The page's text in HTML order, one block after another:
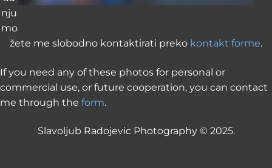
nju
mo
žete me slobodno kontaktirati preko kontakt forme.
If you need any of these photos for personal or
commercial use, or future cooperation, you can contact
me through the form.
Slavoljub Radojevic Photography © 2025.